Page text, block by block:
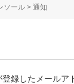
ソール> 通知
録したメールア